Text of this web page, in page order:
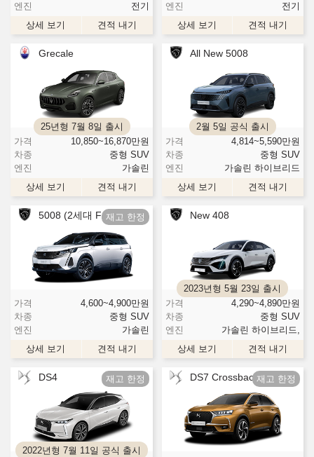
엔진
전기
상세 보기
견적 내기
엔진
전기
상세 보기
견적 내기
Grecale
25년형 7월 8일 출시
가격
10,850~16,870만원
차종
중형 SUV
엔진
가솔린
상세 보기
견적 내기
All New 5008
2월 5일 공식 출시
가격
4,814~5,590만원
차종
중형 SUV
엔진
가솔린 하이브리드
상세 보기
견적 내기
5008 (2세대 F/L)
가격 4,600~4,900만원
차종
중형 SUV
엔진
가솔린
상세 보기
견적 내기
New 408
2023년형 5월 23일 출시
가격
4,290~4,890만원
차종
중형 SUV
엔진
가솔린 하이브리드,
상세 보기
견적 내기
DS4
2022년형 7월 11일 공식 출시
DS7 Crossback